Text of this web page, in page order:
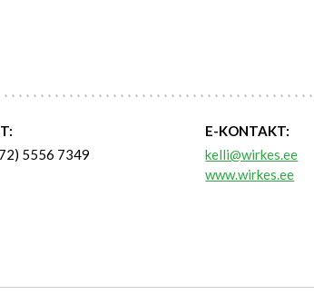
5556 7349
E-KONTAKT:
kelli@wirkes.ee
www.wirkes.ee